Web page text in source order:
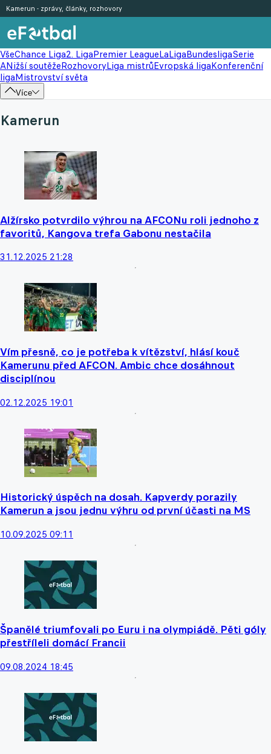
VšeChance Liga2. LigaPremier LeagueLaLigaBundesligaSerie
ANižší soutěžeRozhovoryLiga mistrůEvropská ligaKonferenční
ligaMistrovství světa
Více
Kamerun - zprávy, články, rozhovory
Kamerun
Alžírsko potvrdilo výhrou na AFCONu roli jednoho z
favoritů, Kangova trefa Gabonu nestačila
31.12.2025 21:28
Vím přesně, co je potřeba k vítězství, hlásí kouč
Kamerunu před AFCON. Ambic chce dosáhnout
disciplínou
02.12.2025 19:01
Historický úspěch na dosah. Kapverdy porazily
Kamerun a jsou jednu výhru od první účasti na MS
10.09.2025 09:11
Španělé triumfovali po Euru i na olympiádě. Pěti góly
přestříleli domácí Francii
09.08.2024 18:45